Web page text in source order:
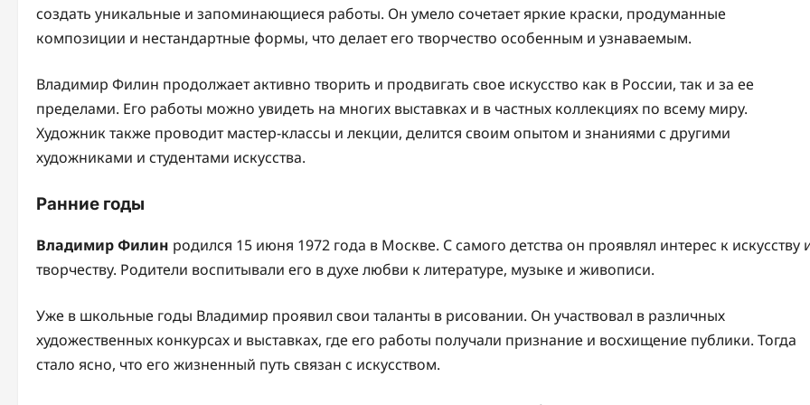
создать уникальные и запоминающиеся работы. Он умело сочетает яркие краски, продуманные
композиции и нестандартные формы, что делает его творчество особенным и узнаваемым.
Владимир Филин продолжает активно творить и продвигать свое искусство как в России, так и за ее
пределами. Его работы можно увидеть на многих выставках и в частных коллекциях по всему миру.
Художник также проводит мастер-классы и лекции, делится своим опытом и знаниями с другими
художниками и студентами искусства.
Ранние годы
Владимир Филин родился 15 июня 1972 года в Москве. С самого детства он проявлял интерес к искусству
творчеству. Родители воспитывали его в духе любви к литературе, музыке и живописи.
Уже в школьные годы Владимир проявил свои таланты в рисовании. Он участвовал в различных
художественных конкурсах и выставках, где его работы получали признание и восхищение публики. Тогда
стало ясно, что его жизненный путь связан с искусством.